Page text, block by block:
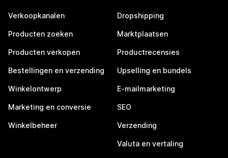
Verkoopkanalen
Producten zoeken
Producten verkopen
Bestellingen en verzending
Winkelontwerp
Marketing en conversie
Winkelbeheer
Dropshipping
Marktplaatsen
Productrecensies
Upselling en bundels
E-mailmarketing
SEO
Verzending
Valuta en vertaling